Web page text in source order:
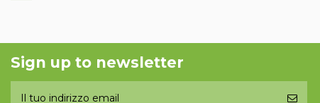
Sign up to newsletter